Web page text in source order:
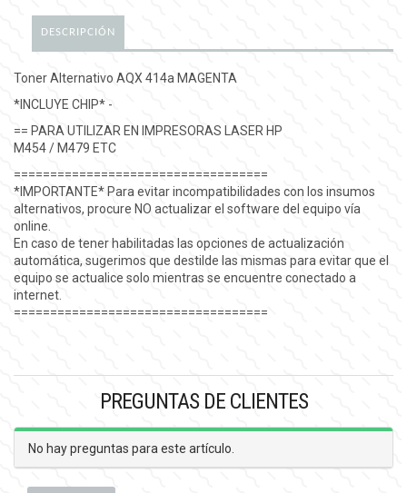
DESCRIPCIÓN
Toner Alternativo AQX 414a MAGENTA
*INCLUYE CHIP* -
== PARA UTILIZAR EN IMPRESORAS LASER HP
M454 / M479 ETC
===================================
*IMPORTANTE* Para evitar incompatibilidades con los insumos
alternativos, procure NO actualizar el software del equipo vía
online.
En caso de tener habilitadas las opciones de actualización
automática, sugerimos que destilde las mismas para evitar que el
equipo se actualice solo mientras se encuentre conectado a
internet.
===================================
PREGUNTAS DE CLIENTES
No hay preguntas para este artículo.